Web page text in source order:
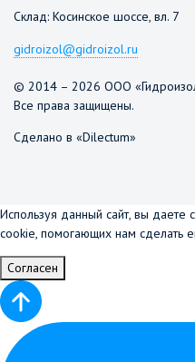
Склад: Косинское шоссе, вл. 7
gidroizol@gidroizol.ru
© 2014 – 2026 ООО
Все права защищены.
Сделано в «Dilectum»
Используя данный сайт, вы даете
cookie, помогающих нам сделать
Согласен